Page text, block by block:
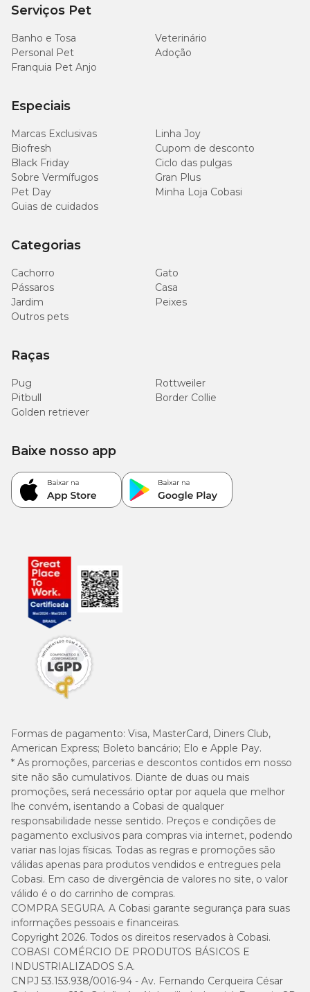
Serviços Pet
Banho e Tosa
Veterinário
Personal Pet
Adoção
Franquia Pet Anjo
Especiais
Marcas Exclusivas
Linha Joy
Biofresh
Cupom de desconto
Black Friday
Ciclo das pulgas
Sobre Vermífugos
Gran Plus
Pet Day
Minha Loja Cobasi
Guias de cuidados
Categorias
Cachorro
Gato
Pássaros
Casa
Jardim
Peixes
Outros pets
Raças
Pug
Rottweiler
Pitbull
Border Collie
Golden retriever
Formas de pagamento: Visa, MasterCard, Diners Club,
American Express; Boleto bancário; Elo e Apple Pay.
* As promoções, parcerias e descontos contidos em nosso
site não são cumulativos. Diante de duas ou mais
promoções, será necessário optar por aquela que melhor
lhe convém, isentando a Cobasi de qualquer
responsabilidade nesse sentido. Preços e condições de
pagamento exclusivos para compras via internet, podendo
variar nas lojas físicas. Todas as regras e promoções são
válidas apenas para produtos vendidos e entregues pela
Cobasi. Em caso de divergência de valores no site, o valor
válido é o do carrinho de compras.
COMPRA SEGURA. A Cobasi garante segurança para suas
informações pessoais e financeiras.
Copyright 2026. Todos os direitos reservados à Cobasi.
COBASI COMÉRCIO DE PRODUTOS BÁSICOS E
INDUSTRIALIZADOS S.A.
CNPJ 53.153.938/0016-94 - Av. Fernando Cerqueira César
Baixe nosso app